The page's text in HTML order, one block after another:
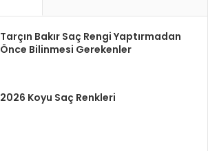
Tarçın Bakır Saç Rengi Yaptırmadan
Önce Bilinmesi Gerekenler
2026 Koyu Saç Renkleri